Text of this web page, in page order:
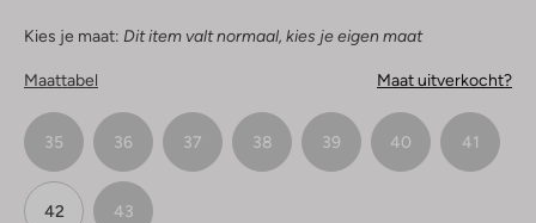
Kies je maat: Dit item valt normaal, kies je eigen maat
Maattabel Maat uitverkocht?
35 36 37 38 39 40 41
42 43